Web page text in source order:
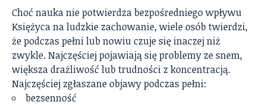
Choć nauka nie potwierdza bezpośredniego wpływu
Księżyca na ludzkie zachowanie, wiele osób twierdzi,
że podczas pełni lub nowiu czuje się inaczej niż
zwykle. Najczęściej pojawiają się problemy ze snem,
większa drażliwość lub trudności z koncentracją.
Najczęściej zgłaszane objawy podczas pełni:
bezsenność